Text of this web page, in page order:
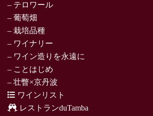
– テロワール
– 葡萄畑
– 栽培品種
– ワイナリー
– ワイン造りを永遠に
– ことはじめ
– 壮瞥×京丹波
ワインリスト
レストランduTamba